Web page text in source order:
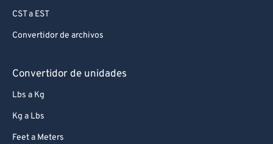
CST a EST
Convertidor de archivos
Convertidor de unidades
Lbs a Kg
Kg a Lbs
Feet a Meters